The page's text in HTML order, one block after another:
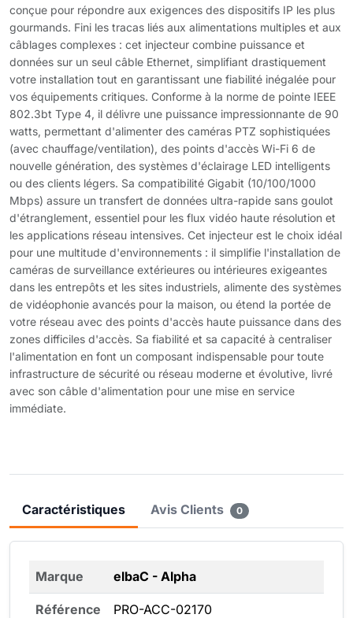
conçue pour répondre aux exigences des dispositifs IP les plus
gourmands. Fini les tracas liés aux alimentations multiples et aux
câblages complexes : cet injecteur combine puissance et
données sur un seul câble Ethernet, simplifiant drastiquement
votre installation tout en garantissant une fiabilité inégalée pour
vos équipements critiques. Conforme à la norme de pointe IEEE
802.3bt Type 4, il délivre une puissance impressionnante de 90
watts, permettant d'alimenter des caméras PTZ sophistiquées
(avec chauffage/ventilation), des points d'accès Wi-Fi 6 de
nouvelle génération, des systèmes d'éclairage LED intelligents
ou des clients légers. Sa compatibilité Gigabit (10/100/1000
Mbps) assure un transfert de données ultra-rapide sans goulot
d'étranglement, essentiel pour les flux vidéo haute résolution et
les applications réseau intensives. Cet injecteur est le choix idéal
pour une multitude d'environnements : il simplifie l'installation de
caméras de surveillance extérieures ou intérieures exigeantes
dans les entrepôts et les sites industriels, alimente des systèmes
de vidéophonie avancés pour la maison, ou étend la portée de
votre réseau avec des points d'accès haute puissance dans des
zones difficiles d'accès. Sa fiabilité et sa capacité à centraliser
l'alimentation en font un composant indispensable pour toute
infrastructure de sécurité ou réseau moderne et évolutive, livré
avec son câble d'alimentation pour une mise en service
immédiate.
Caractéristiques Avis Clients 0
Marque elbaC - Alpha
Référence PRO-ACC-02170